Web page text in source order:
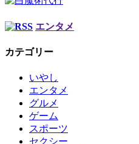
エンタメ
カテゴリー
いやし
エンタメ
グルメ
ゲーム
スポーツ
セクシー